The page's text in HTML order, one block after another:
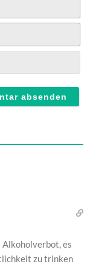
es
zu trinken